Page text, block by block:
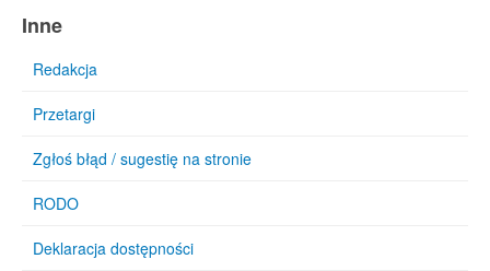
Inne
Redakcja
Przetargi
Zgłoś błąd / sugestię na stronie
RODO
Deklaracja dostępności